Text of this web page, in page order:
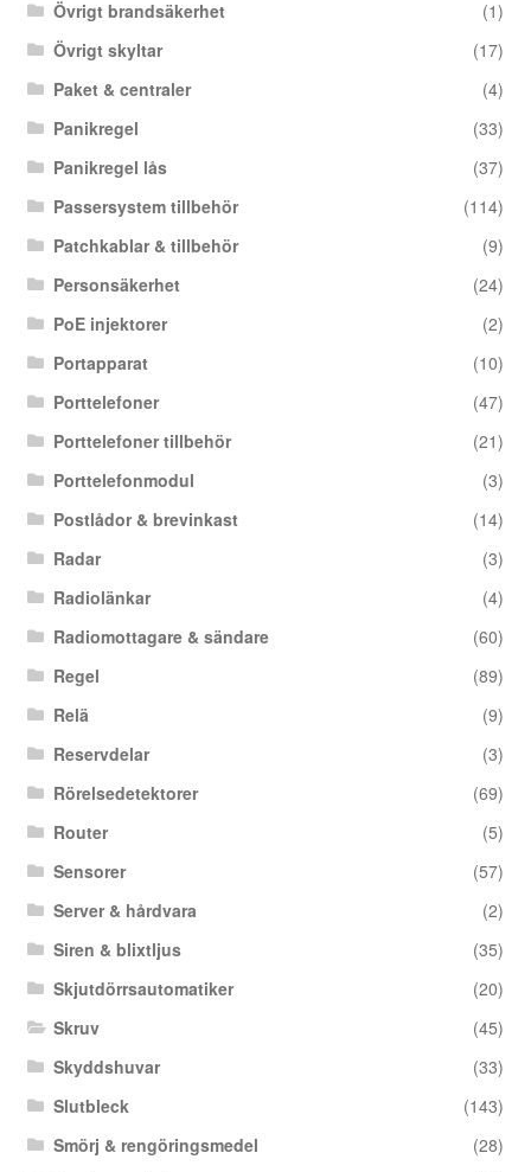
Övrigt brandsäkerhet
(1)
Övrigt skyltar
(17)
Paket & centraler
(4)
Panikregel
(33)
Panikregel lås
(37)
Passersystem tillbehör
(114)
Patchkablar & tillbehör
(9)
Personsäkerhet
(24)
PoE injektorer
(2)
Portapparat
(10)
Porttelefoner
(47)
Porttelefoner tillbehör
(21)
Porttelefonmodul
(3)
Postlådor & brevinkast
(14)
Radar
(3)
Radiolänkar
(4)
Radiomottagare & sändare
(60)
Regel
(89)
Relä
(9)
Reservdelar
(3)
Rörelsedetektorer
(69)
Router
(5)
Sensorer
(57)
Server & hårdvara
(2)
Siren & blixtljus
(35)
Skjutdörrsautomatiker
(20)
Skruv
(45)
Skyddshuvar
(33)
Slutbleck
(143)
Smörj & rengöringsmedel
(28)